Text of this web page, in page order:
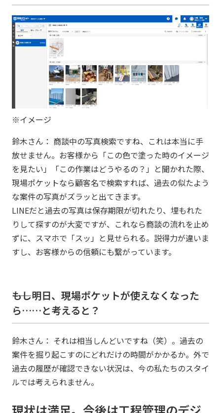
※イメージ
鈴木さん： 商談中の写真検索ですね、これは本当に手
放せません。お客様から「この色で塗った時のイメージ
を見たい」「この作業はどうやるの？」と聞かれた際、
現場ポケットなら顧客名で検索すれば、過去の似たよう
な案件の写真がズラッと出てきます。
LINEだと過去の写真は保存期限が切れたり、埋もれた
りして探すのが大変ですが、これなら商談の流れを止め
ずに、スマホで「スッ」と見せられる。説得力が違いま
すし、お客様からの信頼にも繋がっています。
――もし明日、現場ポケットが使えなくなった
ら……と考えると？
鈴木さん： それは相当しんどいですね（笑）。過去の
案件を掘り起こすのにどれだけの時間がかかるか。外で
過去の履歴が確認できない状況は、今の私たちのスタイ
ルでは考えられません。